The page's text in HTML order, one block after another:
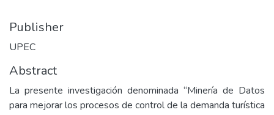
Publisher
UPEC
Abstract
La presente investigación denominada “Minería de Datos
para mejorar los procesos de control de la demanda turística